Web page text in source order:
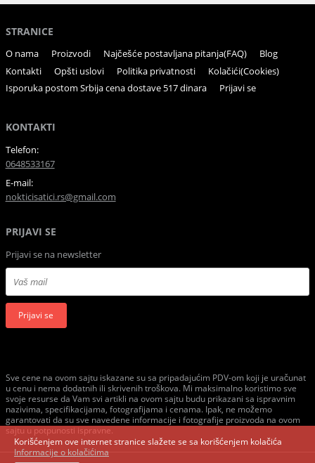
STRANICE
O nama Proizvodi Najčešće postavljana pitanja(FAQ)
Blog
Kontakti
Opšti uslovi Politika privatnosti
Kolačići(Cookies)
Isporuka postom Srbija cena dostave 517 dinara
Prijavi se
KONTAKTI
Telefon:
0648533167
E-mail:
nokticisatici.rs@gmail.com
PRIJAVI SE
Prijavi se na newsletter
Prijavi se
Sve cene na ovom sajtu iskazane su sa pripadajućim PDV-om koji je uračunat
u cenu i nema dodatnih ili skrivenih troškova. Mi maksimalno koristimo sve
svoje resurse da Vam svi artikli na ovom sajtu budu prikazani sa ispravnim
nazivima, specifikacijama, fotografijama i cenama. Ipak, ne možemo
garantovati da su sve navedene informacije i fotografije proizvoda na ovom
sajtu u potpunosti ispravne.
Korišćenjem ove internet stranice slažete se sa korišćenjem kolačića
Informacije o kolačićima